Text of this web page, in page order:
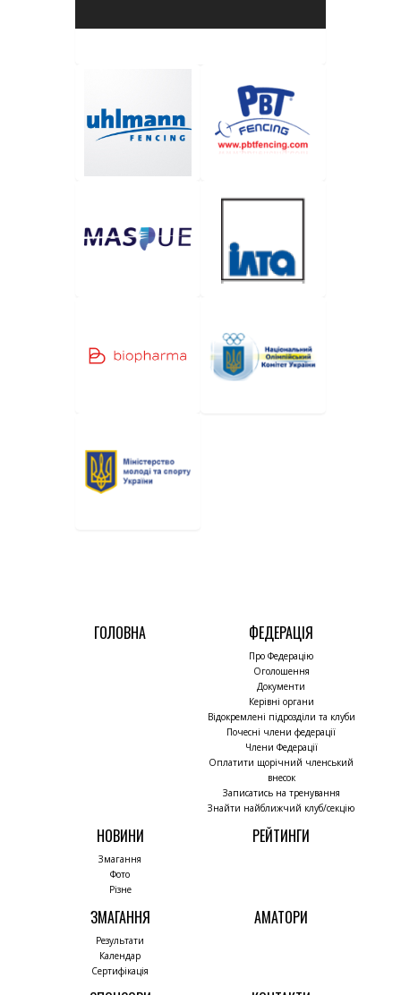
ГОЛОВНА ФЕДЕРАЦІЯ
Про Федерацію
Оголошення
Документи
Керівні органи
Відокремлені підрозділи та клуби
Почесні члени федерації
Члени Федерації
Оплатити щорічний членський
внесок
Записатись на тренування
Знайти найближчий клуб/секцію
НОВИНИ
Змагання
Фото
Різне
РЕЙТИНГИ
ЗМАГАННЯ
Результати
Календар
Сертифікація
АМАТОРИ